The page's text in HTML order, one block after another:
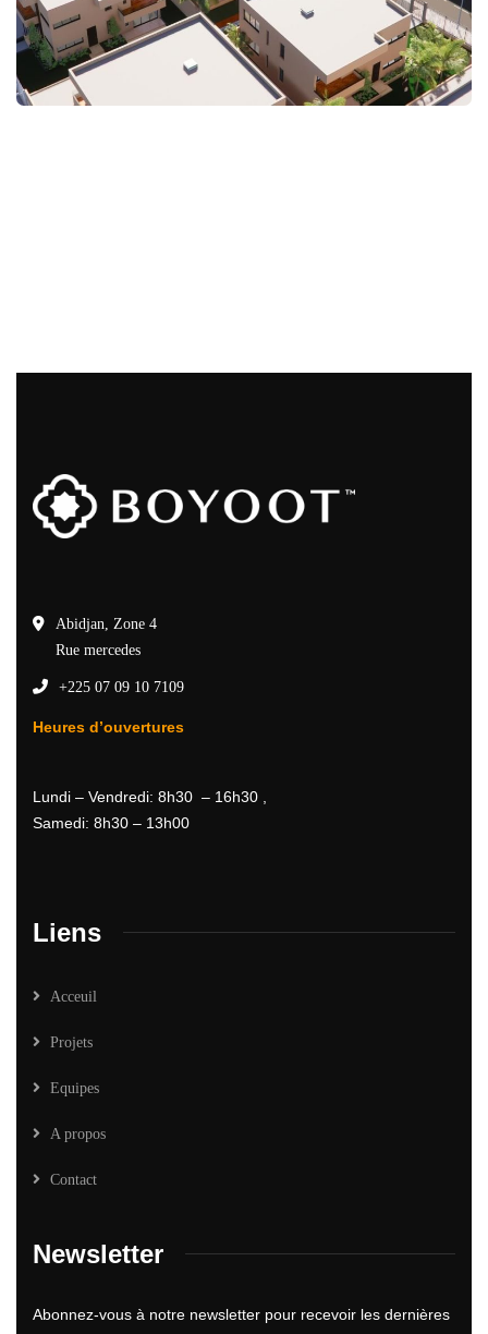
Abidjan, Zone 4
Rue mercedes
+225 07 09 10 7109
Heures d’ouvertures
Lundi – Vendredi: 8h30 – 16h30 ,
Samedi: 8h30 – 13h00
Liens
Acceuil
Projets
Equipes
A propos
Contact
Newsletter
Abonnez-vous à notre newsletter pour recevoir les dernières